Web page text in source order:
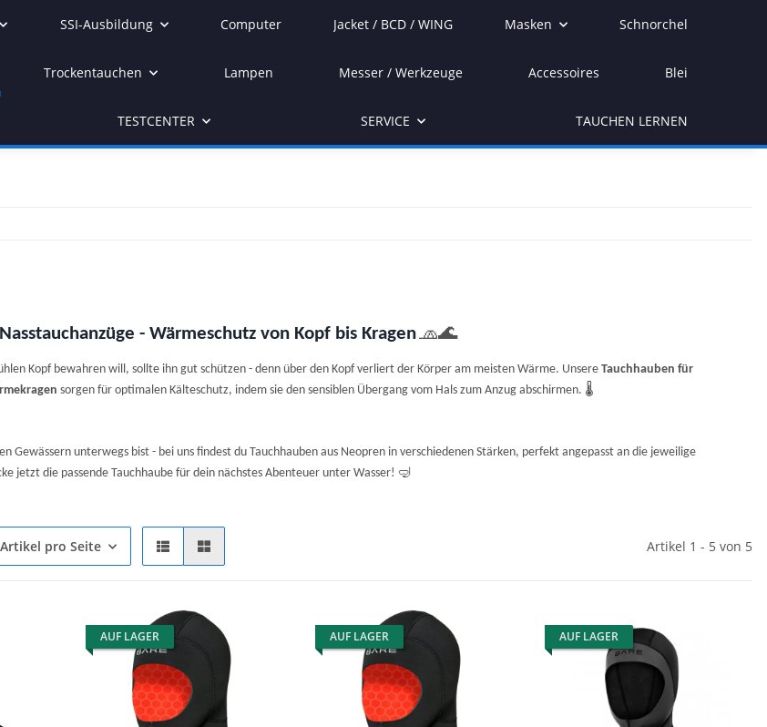
SSI-Ausbildung Computer Jacket / BCD / WING Masken Schnorchel
Trockentauchen Lampen Messer / Werkzeuge Accessoires Blei
TESTCENTER SERVICE TAUCHEN LERNEN
- Wärmeschutz von Kopf bis Kragen🧢🌊
Kopf bewahren will, sollte ihn gut schützen - denn über den Kopf verliert der Körper am meisten Wärme. Unsere Tauchhauben für
sorgen für optimalen Kälteschutz, indem sie den sensiblen Übergang vom Hals zum Anzug abschirmen. 🌡
Gewässern unterwegs bist - bei uns findest du Tauchhauben aus Neopren in verschiedenen Stärken, perfekt angepasst an die jeweilige
jetzt die passende Tauchhaube für dein nächstes Abenteuer unter Wasser! 🤿
Artikel pro Seite Artikel 1 - 5 von 5
AUF LAGER AUF LAGER AUF LAGER